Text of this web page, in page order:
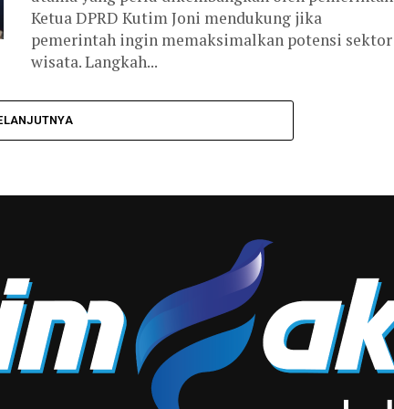
Ketua DPRD Kutim Joni mendukung jika
pemerintah ingin memaksimalkan potensi sektor
wisata. Langkah...